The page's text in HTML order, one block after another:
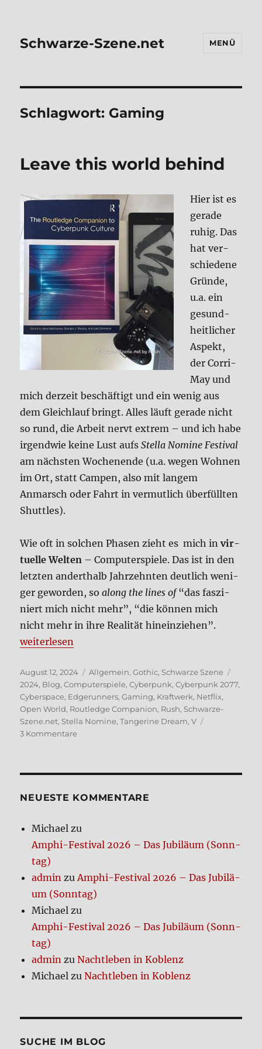
Schwarze-Szene.net MENÜ
Schlagwort: Gaming
Lea­ve this world behind
Hier ist es
gera­de
ruhig. Das
hat ver­
schie­de­ne
Grün­de,
u.a. ein
gesund­
heit­li­cher
Aspekt,
der Cor­ri-
May und
mich der­zeit beschäf­tigt und ein wenig aus
dem Gleich­lauf bringt. Alles läuft gera­de nicht
so rund, die Arbeit nervt extrem – und ich habe
irgend­wie kei­ne Lust aufsStel­la Nomi­ne Festi­val
am näch­sten Wochen­en­de (u.a. wegen Woh­nen
im Ort, statt Cam­pen, also mit lan­gem
Anmarsch oder Fahrt in ver­mut­lich über­füll­ten
Shut­tles).
Wie oft in sol­chen Pha­sen zieht es mich invir­
tu­el­le Wel­ten – Com­pu­ter­spie­le. Das ist in den
letz­ten andert­halb Jahr­zehn­ten deut­lich weni­
ger gewor­den, soalong the lines of“das fas­zi­
niert mich nicht mehr”, “die kön­nen mich
nicht mehr in ihre Rea­li­tät hin­ein­zie­hen”.
„Lea­ve this world behind“
wei­ter­le­sen
Veröffentlicht
am
August 12, 2024 Kategorien
Allgemein,Gothic, Schwarze Szene
2024, Blog,Computerspiele,Cyberpunk,Cyberpunk 2077,
Cyberspace, Edgerunners,Gaming, Kraftwerk, Netflix,
Open World, Routledge Companion, Rush, Schwarze-
Szene.net, Stella Nomine,Tangerine Dream,V
3 Kommentare
behind
NEUE­STE KOM­MEN­TA­RE
Michael zu
Amphi-Festi­val 2026 – Das Jubi­lä­um (Sonn­
tag)
admin zuAmphi-Festi­val 2026 – Das Jubi­lä­
um (Sonn­tag)
Michael zu
Amphi-Festi­val 2026 – Das Jubi­lä­um (Sonn­
tag)
admin zuNacht­le­ben in Koblenz
Michael zuNacht­le­ben in Koblenz
SUCHE IM BLOG